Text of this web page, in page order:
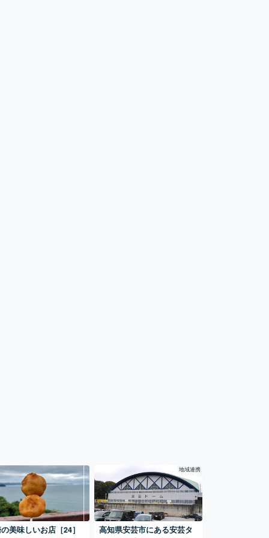
美味しいお店［24］
地域連携
高知県安芸市にある安芸タ